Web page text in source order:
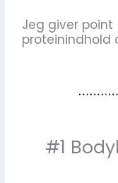
Jeg giver point
proteinindhold
#1